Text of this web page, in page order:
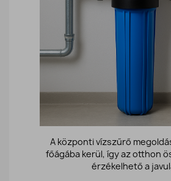
A központi vízszűrő
főágába kerül, így az otthon
érzékelhető a